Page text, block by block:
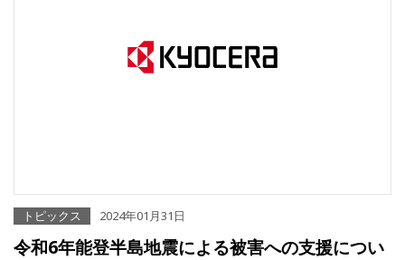
トピックス 2024年01月31日
令和6年能登半島地震による被害への支援につい